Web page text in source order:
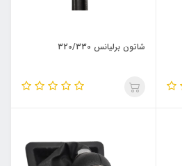
شاتون برلیانس 320/330